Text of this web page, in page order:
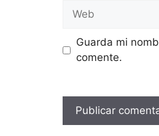
Web
Guarda mi
comente.